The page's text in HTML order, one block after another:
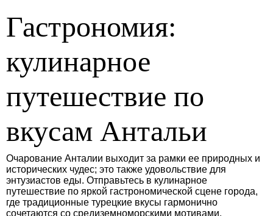
Гастрономия:
кулинарное
путешествие по
вкусам Антальи
Очарование Анталии выходит за рамки ее природных и
исторических чудес; это также удовольствие для
энтузиастов еды. Отправьтесь в кулинарное
путешествие по яркой гастрономической сцене города,
где традиционные турецкие вкусы гармонично
сочетаются со средиземноморскими мотивами.